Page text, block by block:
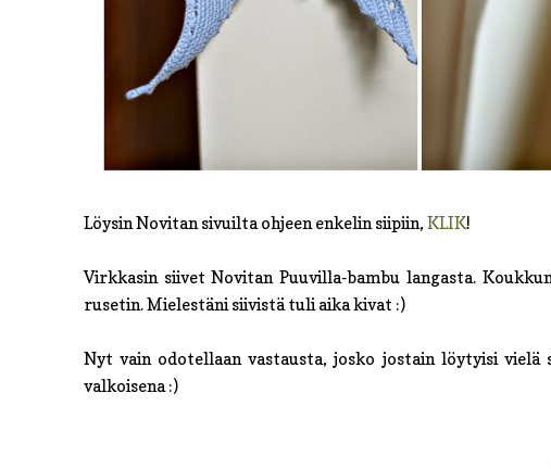
Löysin Novitan sivuilta ohjeen enkelin siipiin, KLIK!
Virkkasin siivet Novitan Puuvilla-bambu langasta.
rusetin. Mielestäni siivistä tuli aika kivat :)
Nyt vain odotellaan vastausta, josko jostain löytyisi
valkoisena :)